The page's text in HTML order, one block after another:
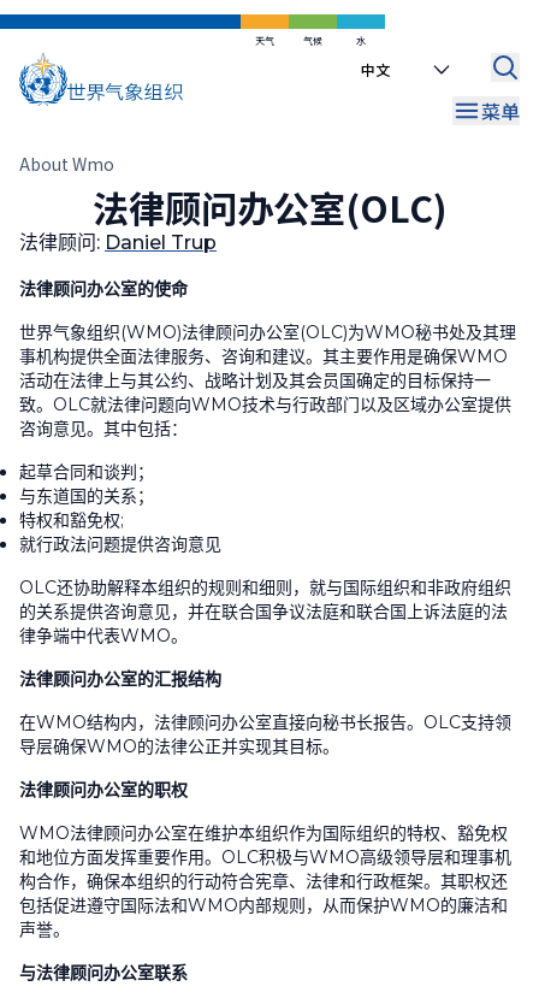
跳
天气 气候 水
Select
菜单
面
屑
About Wmo
法律顾问办公室(OLC)
法律顾问: Daniel Trup
法律顾问办公室的使命
世界气象组织(WMO)法律顾问办公室(OLC)为WMO秘书处及其理
事机构提供全面法律服务、咨询和建议。其主要作用是确保WMO
活动在法律上与其公约、战略计划及其会员国确定的目标保持一
致。OLC就法律问题向WMO技术与行政部门以及区域办公室提供
咨询意见。其中包括：
起草合同和谈判；
与东道国的关系；
特权和豁免权;
就行政法问题提供咨询意见
OLC还协助解释本组织的规则和细则，就与国际组织和非政府组织
的关系提供咨询意见，并在联合国争议法庭和联合国上诉法庭的法
律争端中代表WMO。
法律顾问办公室的汇报结构
在WMO结构内，法律顾问办公室直接向秘书长报告。OLC支持领
导层确保WMO的法律公正并实现其目标。
法律顾问办公室的职权
WMO法律顾问办公室在维护本组织作为国际组织的特权、豁免权
和地位方面发挥重要作用。OLC积极与WMO高级领导层和理事机
构合作，确保本组织的行动符合宪章、法律和行政框架。其职权还
包括促进遵守国际法和WMO内部规则，从而保护WMO的廉洁和
声誉。
与法律顾问办公室联系